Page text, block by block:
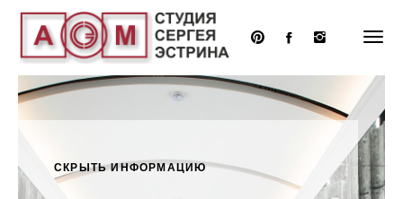
Перейти
основному
содержанию
СКРЫТЬ ИНФОРМАЦИЮ